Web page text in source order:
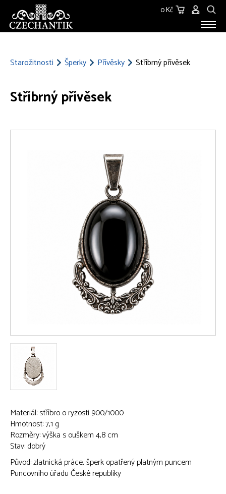
0 Kč
Starožitnosti Šperky Přívěsky Stříbrný přívěsek
Stříbrný přívěsek
Materiál: stříbro o ryzosti 900/1000
Hmotnost: 7,1 g
Rozměry: výška s ouškem 4,8 cm
Stav: dobrý
Původ: zlatnická práce, šperk opatřený platným puncem
Puncovního úřadu České republiky